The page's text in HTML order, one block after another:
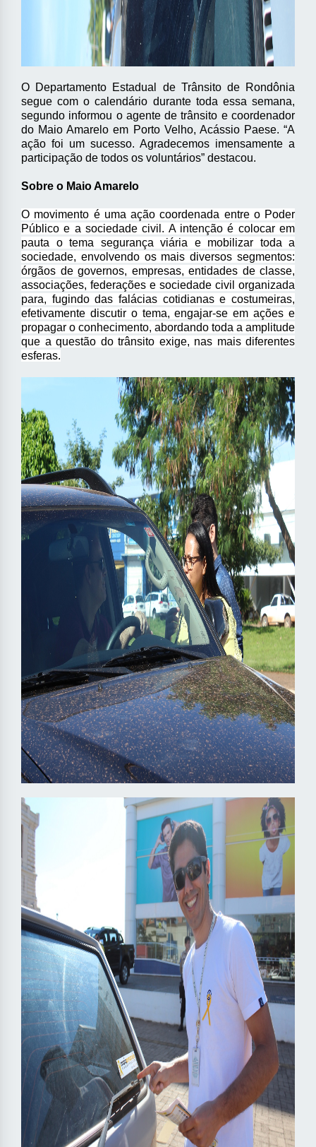
O Departamento Estadual de Trânsito de Rondônia
segue com o calendário durante toda essa semana,
segundo informou o agente de trânsito e coordenador
do Maio Amarelo em Porto Velho, Acássio Paese. “A
ação foi um sucesso. Agradecemos imensamente a
participação de todos os voluntários” destacou.
Sobre o Maio Amarelo
O movimento é uma ação coordenada entre o Poder
Público e a sociedade civil. A intenção é colocar em
pauta o tema segurança viária e mobilizar toda a
sociedade, envolvendo os mais diversos segmentos:
órgãos de governos, empresas, entidades de classe,
associações, federações e sociedade civil organizada
para, fugindo das falácias cotidianas e costumeiras,
efetivamente discutir o tema, engajar-se em ações e
propagar o conhecimento, abordando toda a amplitude
que a questão do trânsito exige, nas mais diferentes
esferas.